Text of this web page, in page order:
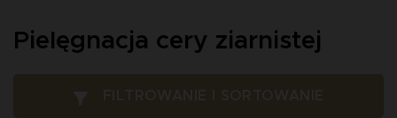
Pielęgnacja cery ziarnistej